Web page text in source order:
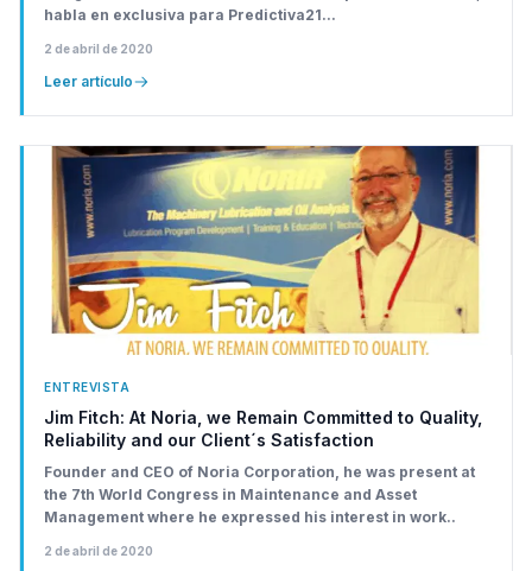
habla en exclusiva para Predictiva21...
2 de abril de 2020
Leer artículo
ENTREVISTA
Jim Fitch: At Noria, we Remain Committed to Quality,
Reliability and our Client´s Satisfaction
Founder and CEO of Noria Corporation, he was present at
the 7th World Congress in Maintenance and Asset
Management where he expressed his interest in work..
2 de abril de 2020